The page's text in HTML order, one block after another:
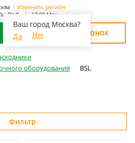
Изменить регион
Ваш город Москва?
Да
Нет
Пт 8:00 - 17:00 Мск
ОБРАТНЫЙ ЗВОНОК
оборудования
BSL
Фильтр